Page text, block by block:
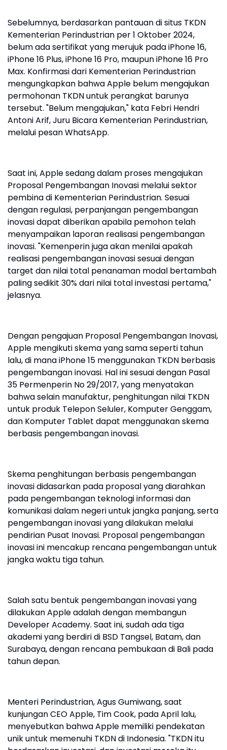
Sebelumnya, berdasarkan pantauan di situs TKDN
Kementerian Perindustrian per 1 Oktober 2024,
belum ada sertifikat yang merujuk pada iPhone 16,
iPhone 16 Plus, iPhone 16 Pro, maupun iPhone 16 Pro
Max. Konfirmasi dari Kementerian Perindustrian
mengungkapkan bahwa Apple belum mengajukan
permohonan TKDN untuk perangkat barunya
tersebut. "Belum mengajukan," kata Febri Hendri
Antoni Arif, Juru Bicara Kementerian Perindustrian,
melalui pesan WhatsApp.
Saat ini, Apple sedang dalam proses mengajukan
Proposal Pengembangan Inovasi melalui sektor
pembina di Kementerian Perindustrian. Sesuai
dengan regulasi, perpanjangan pengembangan
inovasi dapat diberikan apabila pemohon telah
menyampaikan laporan realisasi pengembangan
inovasi. "Kemenperin juga akan menilai apakah
realisasi pengembangan inovasi sesuai dengan
target dan nilai total penanaman modal bertambah
paling sedikit 30% dari nilai total investasi pertama,"
jelasnya.
Dengan pengajuan Proposal Pengembangan Inovasi,
Apple mengikuti skema yang sama seperti tahun
lalu, di mana iPhone 15 menggunakan TKDN berbasis
pengembangan inovasi. Hal ini sesuai dengan Pasal
35 Permenperin No 29/2017, yang menyatakan
bahwa selain manufaktur, penghitungan nilai TKDN
untuk produk Telepon Seluler, Komputer Genggam,
dan Komputer Tablet dapat menggunakan skema
berbasis pengembangan inovasi.
Skema penghitungan berbasis pengembangan
inovasi didasarkan pada proposal yang diarahkan
pada pengembangan teknologi informasi dan
komunikasi dalam negeri untuk jangka panjang, serta
pengembangan inovasi yang dilakukan melalui
pendirian Pusat Inovasi. Proposal pengembangan
inovasi ini mencakup rencana pengembangan untuk
jangka waktu tiga tahun.
Salah satu bentuk pengembangan inovasi yang
dilakukan Apple adalah dengan membangun
Developer Academy. Saat ini, sudah ada tiga
akademi yang berdiri di BSD Tangsel, Batam, dan
Surabaya, dengan rencana pembukaan di Bali pada
tahun depan.
Menteri Perindustrian, Agus Gumiwang, saat
kunjungan CEO Apple, Tim Cook, pada April lalu,
menyebutkan bahwa Apple memiliki pendekatan
unik untuk memenuhi TKDN di Indonesia. "TKDN itu